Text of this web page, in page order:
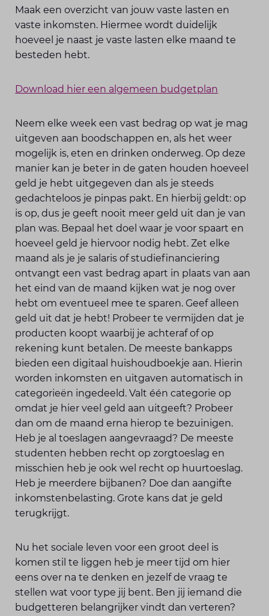
Maak een overzicht van jouw vaste lasten en
vaste inkomsten. Hiermee wordt duidelijk
hoeveel je naast je vaste lasten elke maand te
besteden hebt.
Download hier een algemeen budgetplan
Neem elke week een vast bedrag op wat je mag
uitgeven aan boodschappen en, als het weer
mogelijk is, eten en drinken onderweg. Op deze
manier kan je beter in de gaten houden hoeveel
geld je hebt uitgegeven dan als je steeds
gedachteloos je pinpas pakt. En hierbij geldt: op
is op, dus je geeft nooit meer geld uit dan je van
plan was. Bepaal het doel waar je voor spaart en
hoeveel geld je hiervoor nodig hebt. Zet elke
maand als je je salaris of studiefinanciering
ontvangt een vast bedrag apart in plaats van aan
het eind van de maand kijken wat je nog over
hebt om eventueel mee te sparen. Geef alleen
geld uit dat je hebt! Probeer te vermijden dat je
producten koopt waarbij je achteraf of op
rekening kunt betalen. De meeste bankapps
bieden een digitaal huishoudboekje aan. Hierin
worden inkomsten en uitgaven automatisch in
categorieën ingedeeld. Valt één categorie op
omdat je hier veel geld aan uitgeeft? Probeer
dan om de maand erna hierop te bezuinigen.
Heb je al toeslagen aangevraagd? De meeste
studenten hebben recht op zorgtoeslag en
misschien heb je ook wel recht op huurtoeslag.
Heb je meerdere bijbanen? Doe dan aangifte
inkomstenbelasting. Grote kans dat je geld
terugkrijgt.
Nu het sociale leven voor een groot deel is
komen stil te liggen heb je meer tijd om hier
eens over na te denken en jezelf de vraag te
stellen wat voor type jij bent. Ben jij iemand die
budgetteren belangrijker vindt dan verteren?